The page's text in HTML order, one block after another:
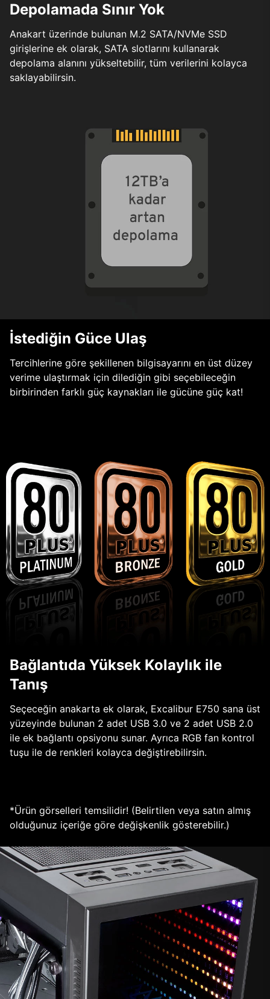
Depolamada Sınır Yok
Anakart üzerinde bulunan M.2 SATA/NVMe SSD
girişlerine ek olarak, SATA slotlarını kullanarak
depolama alanını yükseltebilir, tüm verilerini kolayca
saklayabilirsin.
İstediğin Güce Ulaş
Tercihlerine göre şekillenen bilgisayarını en üst düzey
verime ulaştırmak için dilediğin gibi seçebileceğin
birbirinden farklı güç kaynakları ile gücüne güç kat!
Bağlantıda Yüksek Kolaylık ile
Tanış
Seçeceğin anakarta ek olarak, Excalibur E750 sana üst
yüzeyinde bulunan 2 adet USB 3.0 ve 2 adet USB 2.0
ile ek bağlantı opsiyonu sunar. Ayrıca RGB fan kontrol
tuşu ile de renkleri kolayca değiştirebilirsin.
*Ürün görselleri temsilidir! (Belirtilen veya satın almış
olduğunuz içeriğe göre değişkenlik gösterebilir.)